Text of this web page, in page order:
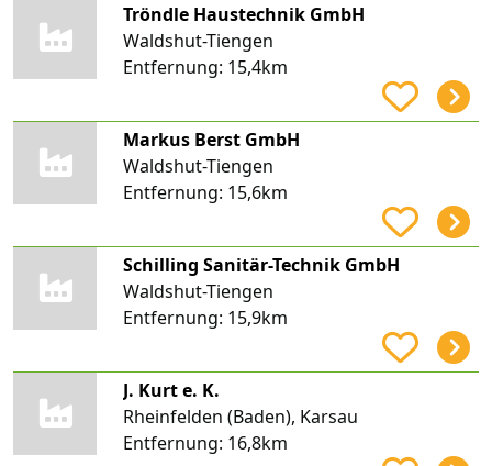
Tröndle Haustechnik GmbH
Waldshut-Tiengen
Entfernung: 15,4km
Markus Berst GmbH
Waldshut-Tiengen
Entfernung: 15,6km
Schilling Sanitär-Technik GmbH
Waldshut-Tiengen
Entfernung: 15,9km
J. Kurt e. K.
Rheinfelden (Baden), Karsau
Entfernung: 16,8km